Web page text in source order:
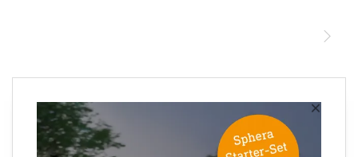
×
Ihre E-Mail Adresse